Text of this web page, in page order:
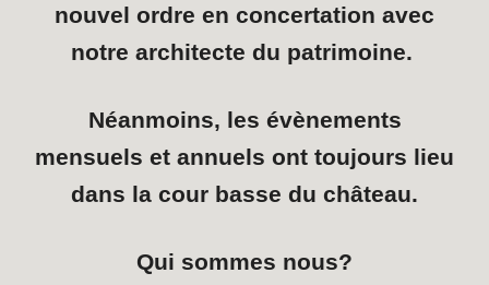
nouvel ordre en concertation avec
notre architecte du patrimoine.
Néanmoins, les évènements
mensuels et annuels ont toujours lieu
dans la cour basse du château.
Qui sommes nous?